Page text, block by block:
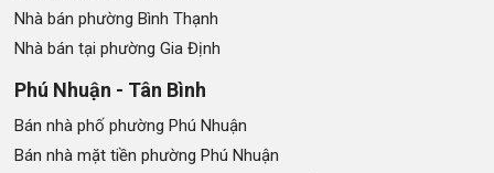
Nhà bán phường Bình Thạnh
Nhà bán tại phường Gia Định
Phú Nhuận - Tân Bình
Bán nhà phố phường Phú Nhuận
Bán nhà mặt tiền phường Phú Nhuận